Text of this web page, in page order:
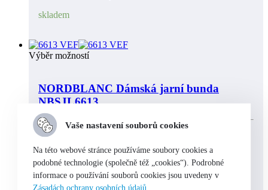
skladem
Výběr možností
NORDBLANC Dámská jarní bunda
NBSJL6613
Odběrné místo:
Praha 1 – Na Perštýně 9
skladem
Vaše nastavení souborů cookies
Na této webové stránce používáme soubory cookies a
podobné technologie (společně též „cookies“). Podrobné
informace o používání souborů cookies jsou uvedeny v
Zásadách ochrany osobních údajů